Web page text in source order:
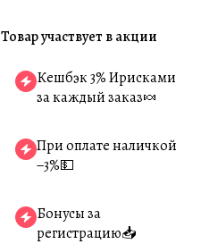
Товар участвует в акции
Кешбэк 3% Ирисками
за каждый заказ🍬
При оплате наличкой
−3%💵
Бонусы за
регистрацию📥